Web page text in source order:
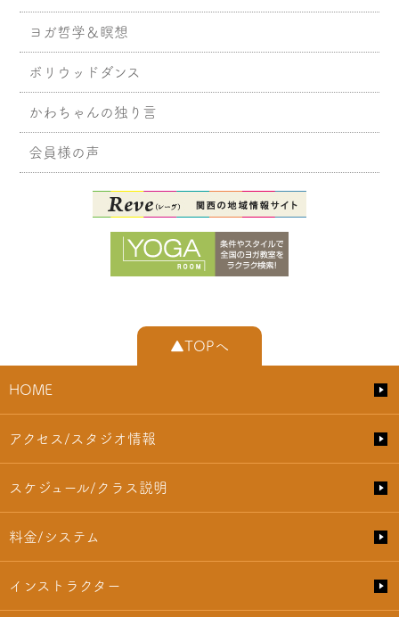
ヨガ哲学＆瞑想
ボリウッドダンス
かわちゃんの独り言
会員様の声
▲TOPへ
HOME
アクセス/スタジオ情報
スケジュール/クラス説明
料金/システム
インストラクター